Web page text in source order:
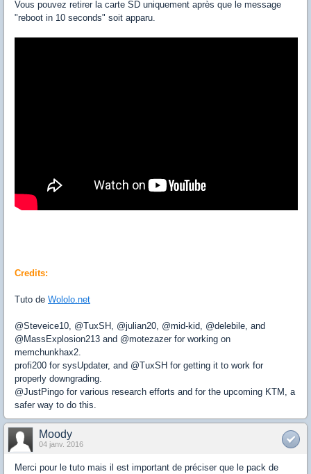
Vous pouvez retirer la carte SD uniquement après que le message
"reboot in 10 seconds" soit apparu.
Credits:
Tuto de Wololo.net
@Steveice10, @TuxSH, @julian20, @mid-kid, @delebile, and
@MassExplosion213 and @motezazer for working on
memchunkhax2.
profi200 for sysUpdater, and @TuxSH for getting it to work for
properly downgrading.
@JustPingo for various research efforts and for the upcoming KTM, a
safer way to do this.
Moody
04 janv. 2016
Merci pour le tuto mais il est important de préciser que le pack de